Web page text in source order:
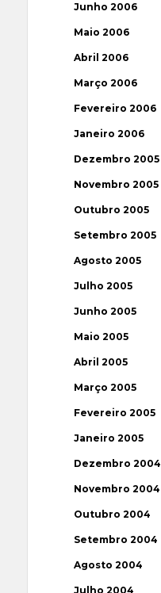
Junho 2006
Maio 2006
Abril 2006
Março 2006
Fevereiro 2006
Janeiro 2006
Dezembro 2005
Novembro 2005
Outubro 2005
Setembro 2005
Agosto 2005
Julho 2005
Junho 2005
Maio 2005
Abril 2005
Março 2005
Fevereiro 2005
Janeiro 2005
Dezembro 2004
Novembro 2004
Outubro 2004
Setembro 2004
Agosto 2004
Julho 2004